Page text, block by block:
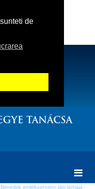
de
TANÁCSA
emlékverseny idei témája -